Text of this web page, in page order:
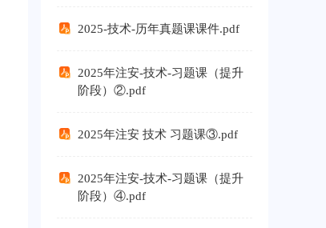
注册安全工程师分级 注册安全工程师考试
2025-技术-历年真题课课件.pdf
2025年注安-技术-习题课（提升
阶段）②.pdf
2025年注安 技术 习题课③.pdf
2025年注安-技术-习题课（提升
阶段）④.pdf